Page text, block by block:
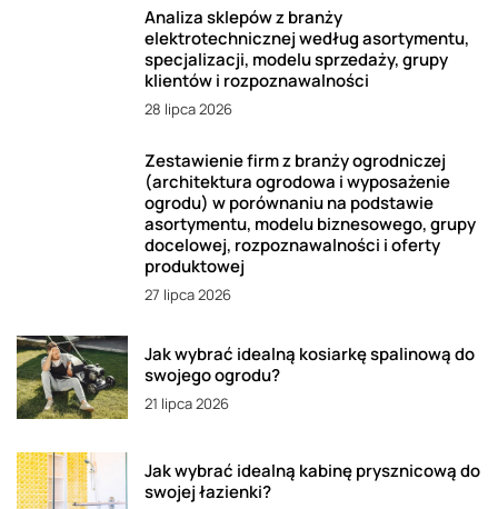
Analiza sklepów z branży
elektrotechnicznej według asortymentu,
specjalizacji, modelu sprzedaży, grupy
klientów i rozpoznawalności
28 lipca 2026
Zestawienie firm z branży ogrodniczej
(architektura ogrodowa i wyposażenie
ogrodu) w porównaniu na podstawie
asortymentu, modelu biznesowego, grupy
docelowej, rozpoznawalności i oferty
produktowej
27 lipca 2026
Jak wybrać idealną kosiarkę spalinową do
swojego ogrodu?
21 lipca 2026
Jak wybrać idealną kabinę prysznicową do
swojej łazienki?